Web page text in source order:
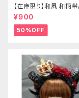
【在庫限り】和風 和柄
イ/リボン（狐面/金魚
¥900
50%OFF